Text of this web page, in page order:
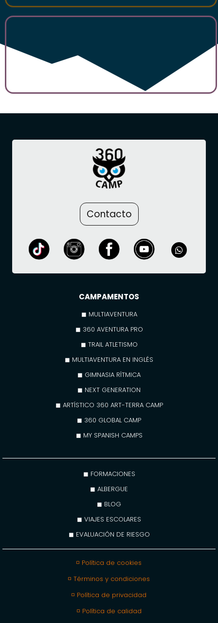
Contacto
CAMPAMENTOS
◼ MULTIAVENTURA
◼ 360 AVENTURA PRO
◼ TRAIL ATLETISMO
◼ MULTIAVENTURA EN INGLÉS
◼ GIMNASIA RÍTMICA
◼ NEXT GENERATION
◼ ARTÍSTICO 360 ART-TERRA CAMP
◼ 360 GLOBAL CAMP
◼ MY SPANISH CAMPS
◼ FORMACIONES
◼ ALBERGUE
◼ BLOG
◼ VIAJES ESCOLARES
◼ EVALUACIÓN DE RIESGO
◽ Política de cookies
◽ Términos y condiciones
◽ Política de privacidad
◽ Política de calidad